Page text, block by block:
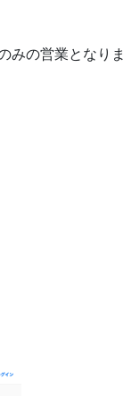
みの営業となりま